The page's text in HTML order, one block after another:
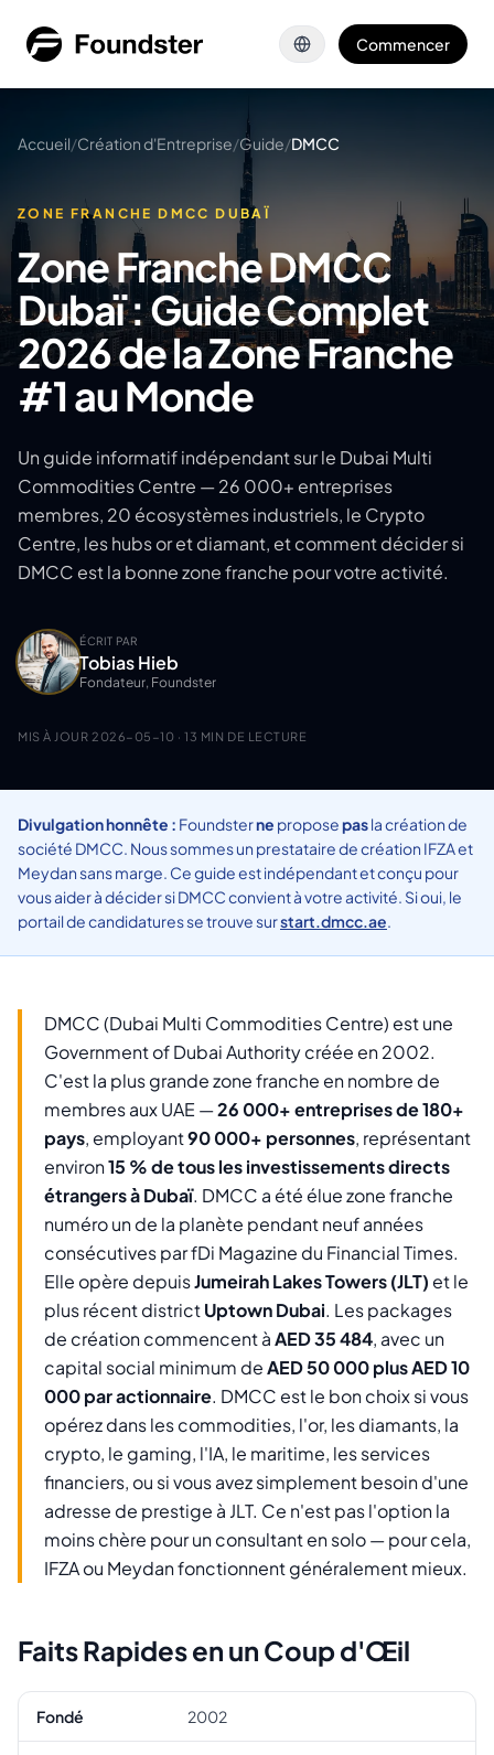
Commencer
Accueil/Création d'Entreprise/Guide/DMCC
ZONE FRANCHE DMCC DUBAÏ
Zone Franche DMCC
Dubaï : Guide Complet
2026 de la Zone Franche
#1 au Monde
Un guide informatif indépendant sur le Dubai Multi
Commodities Centre — 26 000+ entreprises
membres, 20 écosystèmes industriels, le Crypto
Centre, les hubs or et diamant, et comment décider si
DMCC est la bonne zone franche pour votre activité.
ÉCRIT PAR
Tobias Hieb
Fondateur, Foundster
MIS À JOUR 2026-05-10 · 13 MIN DE LECTURE
Divulgation honnête : Foundsterne proposepasla création de
société DMCC. Nous sommes un prestataire de création IFZA et
Meydan sans marge. Ce guide est indépendant et conçu pour
vous aider à décider si DMCC convient à votre activité. Si oui, le
portail de candidatures se trouve surstart.dmcc.ae.
DMCC (Dubai Multi Commodities Centre) est une
Government of Dubai Authority créée en 2002.
C'est la plus grande zone franche en nombre de
membres aux UAE —26 000+ entreprises de 180+
pays, employant90 000+ personnes, représentant
environ15 % de tous les investissements directs
étrangers à Dubaï. DMCC a été élue zone franche
numéro un de la planète pendant neuf années
consécutives par fDi Magazine du Financial Times.
Elle opère depuisJumeirah Lakes Towers (JLT) et le
plus récent districtUptown Dubai. Les packages
de création commencent àAED 35 484, avec un
capital social minimum deAED 50 000 plus AED 10
000 par actionnaire. DMCC est le bon choix si vous
opérez dans les commodities, l'or, les diamants, la
crypto, le gaming, l'IA, le maritime, les services
financiers, ou si vous avez simplement besoin d'une
adresse de prestige à JLT. Ce n'est pas l'option la
moins chère pour un consultant en solo — pour cela,
IFZA ou Meydan fonctionnent généralement mieux.
Faits Rapides en un Coup d'Œil
Fondé 2002